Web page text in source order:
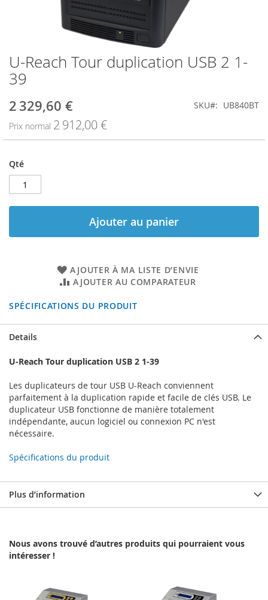
U-Reach Tour duplication USB 2 1-
39
Prix
2 329,60 €
Prix normal 2 912,00 €
SKU UB840BT
Qté
Ajouter au panier
AJOUTER À MA LISTE D’ENVIE
AJOUTER AU COMPARATEUR
SPÉCIFICATIONS DU PRODUIT
Skip
to
the
of
images
gallery
Details
U-Reach Tour duplication USB 2 1-39
Les duplicateurs de tour USB U-Reach conviennent
parfaitement à la duplication rapide et facile de clés USB. Le
duplicateur USB fonctionne de manière totalement
indépendante, aucun logiciel ou connexion PC n'est
nécessaire.
Spécifications du produit
Plus d’information
Nous avons trouvé d’autres produits qui pourraient vous
intéresser !